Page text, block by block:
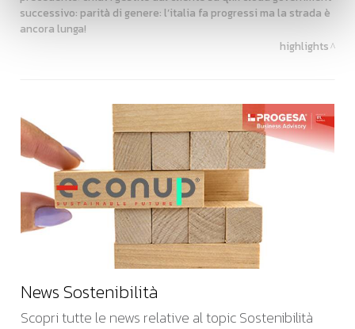
successivo: parità di genere: l’italia fa progressi ma la strada è
ancora lunga!
highlights
News Sostenibilità
Scopri tutte le news relative al topic Sostenibilità